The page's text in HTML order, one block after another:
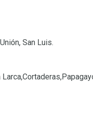
San Luis.